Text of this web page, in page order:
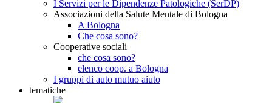
I Servizi per le Dipendenze Patologiche (SerDP)
Associazioni della Salute Mentale di Bologna
A Bologna
Che cosa sono?
Cooperative sociali
che cosa sono?
elenco coop. a Bologna
I gruppi di auto mutuo aiuto
tematiche